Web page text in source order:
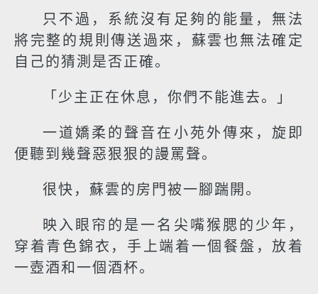
只不過，系統沒有足夠的能量，無法
將完整的規則傳送過來，蘇雲也無法確定
自己的猜測是否正確。
「少主正在休息，你們不能進去。」
一道嬌柔的聲音在小苑外傳來，旋即
便聽到幾聲惡狠狠的謾罵聲。
很快，蘇雲的房門被一腳踹開。
映入眼帘的是一名尖嘴猴腮的少年，
穿着青色錦衣，手上端着一個餐盤，放着
一壺酒和一個酒杯。